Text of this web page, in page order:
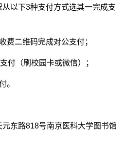
以下3种支付方式选其一完成支
费二维码完成对公支付；
付（刷校园卡或微信）；
。
东路818号南京医科大学图书馆